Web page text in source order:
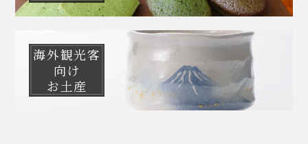
海外観光客
向け
お土産